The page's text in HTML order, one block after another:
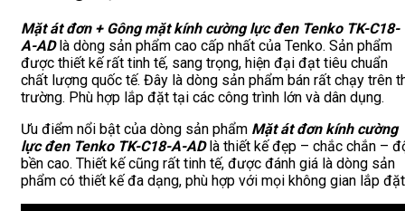
Mặt át đơn + Gông mặt kính cường lực đen Tenko TK-C18-
A-ADlà dòng sản phẩm cao cấp nhất của Tenko. Sản phẩm
được thiết kế rất tinh tế, sang trọng, hiện đại đạt tiêu chuẩn
chất lượng quốc tế. Đây là dòng sản phẩm bán rất chạy trên
trường. Phù hợp lắp đặt tại các công trình lớn và dân dụng.
Ưu điểm nổi bật của dòng sản phẩm Mặt át đơnkính cường
lực đen Tenko TK-C18-A-ADlà thiết kế đẹp – chắc chắn –
bền cao. Thiết kế cũng rất tinh tế, được đánh giá là dòng sản
phẩm có thiết kế đa dạng, phù hợp với mọi không gian lắp